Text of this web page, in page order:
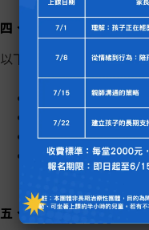
四、不可退費情況
以下情況恕不接受退費申
課程已全部觀看完畢
已下載課程資料或
已參加社群活動或
因個人時間安排、
程問題因素。
五、特殊情況說明